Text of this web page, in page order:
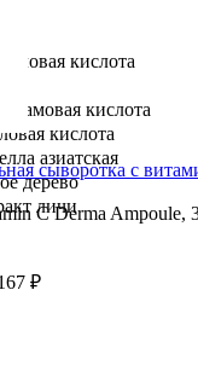
кислота
кислота
кислота
азиатская
дерево
личи
сыворотка с
C Derma Ampoule,
₽